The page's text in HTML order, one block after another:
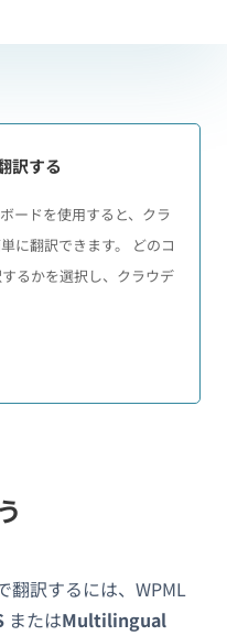
訳する
ードを使用すると、クラ
に翻訳できます。 どのコ
るかを選択し、クラウデ
翻訳するには、WPML
またはMultilingual